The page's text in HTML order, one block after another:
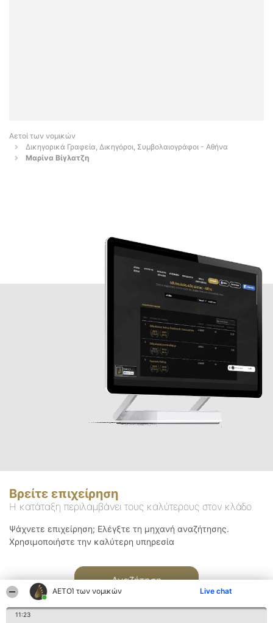
ΑΕΤΟΊ των νομικών Live chat
11:23
Αετοί των νομικών
Δικηγορικά Γραφεία, Δικηγόροι, Συμβολαιογράφοι - Αθήνα
Μαρίνα Βίγλατζη
Βρείτε επιχείρηση
Η κατάταξη περιλαμβάνει τους καλύτερους στον κλάδο
Ψάχνετε επιχείρηση; Ελέγξτε τη μηχανή αναζήτησης.
Χρησιμοποιήστε την καλύτερη υπηρεσία
Αναζήτηση